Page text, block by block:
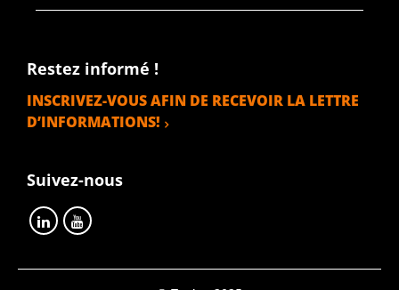
Restez informé !
INSCRIVEZ-VOUS AFIN DE RECEVOIR LA LETTRE
D’INFORMATIONS!
Suivez-nous